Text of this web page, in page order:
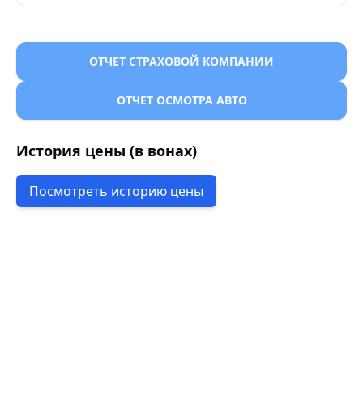
ОТЧЕТ СТРАХОВОЙ КОМПАНИИ
ОТЧЕТ ОСМОТРА АВТО
История цены (в вонах)
Посмотреть историю цены